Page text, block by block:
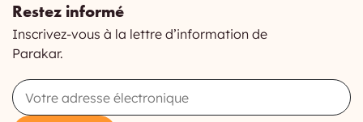
Restez informé
Inscrivez-vous à la lettre d’information de
Parakar.
Email